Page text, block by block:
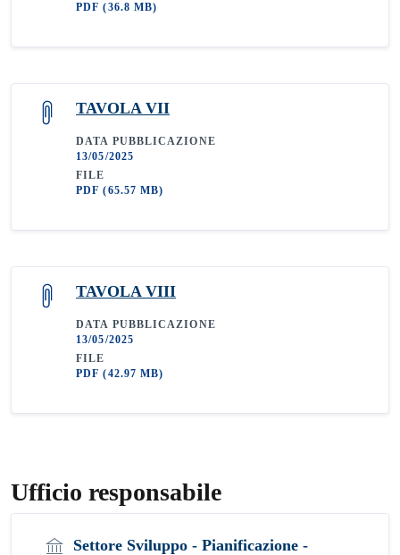
PDF(36.8 MB)
TAVOLA VII
DATA PUBBLICAZIONE
13/05/2025
FILE
PDF(65.57 MB)
TAVOLA VIII
DATA PUBBLICAZIONE
13/05/2025
FILE
PDF(42.97 MB)
Ufficio responsabile
Settore Sviluppo - Pianificazione -